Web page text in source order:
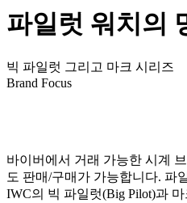
파일럿 워치의
빅 파일럿 그리고 마크 시리즈
Brand Focus
바이버에서 거래 가능한 시계
도 판매/구매가 가능합니다. 파
IWC의 빅 파일럿(Big Pilot)과